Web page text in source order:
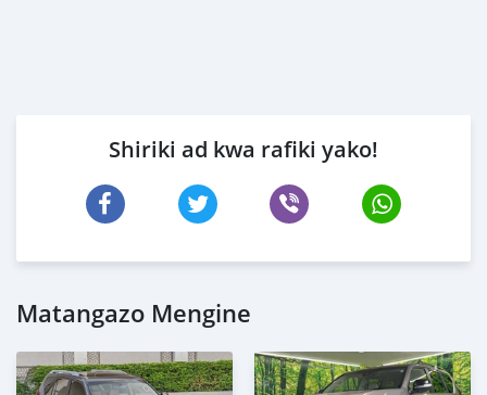
Shiriki ad kwa rafiki yako!
Matangazo Mengine